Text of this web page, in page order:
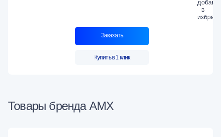
Заказать
Купить в 1 клик
Товары бренда AMX